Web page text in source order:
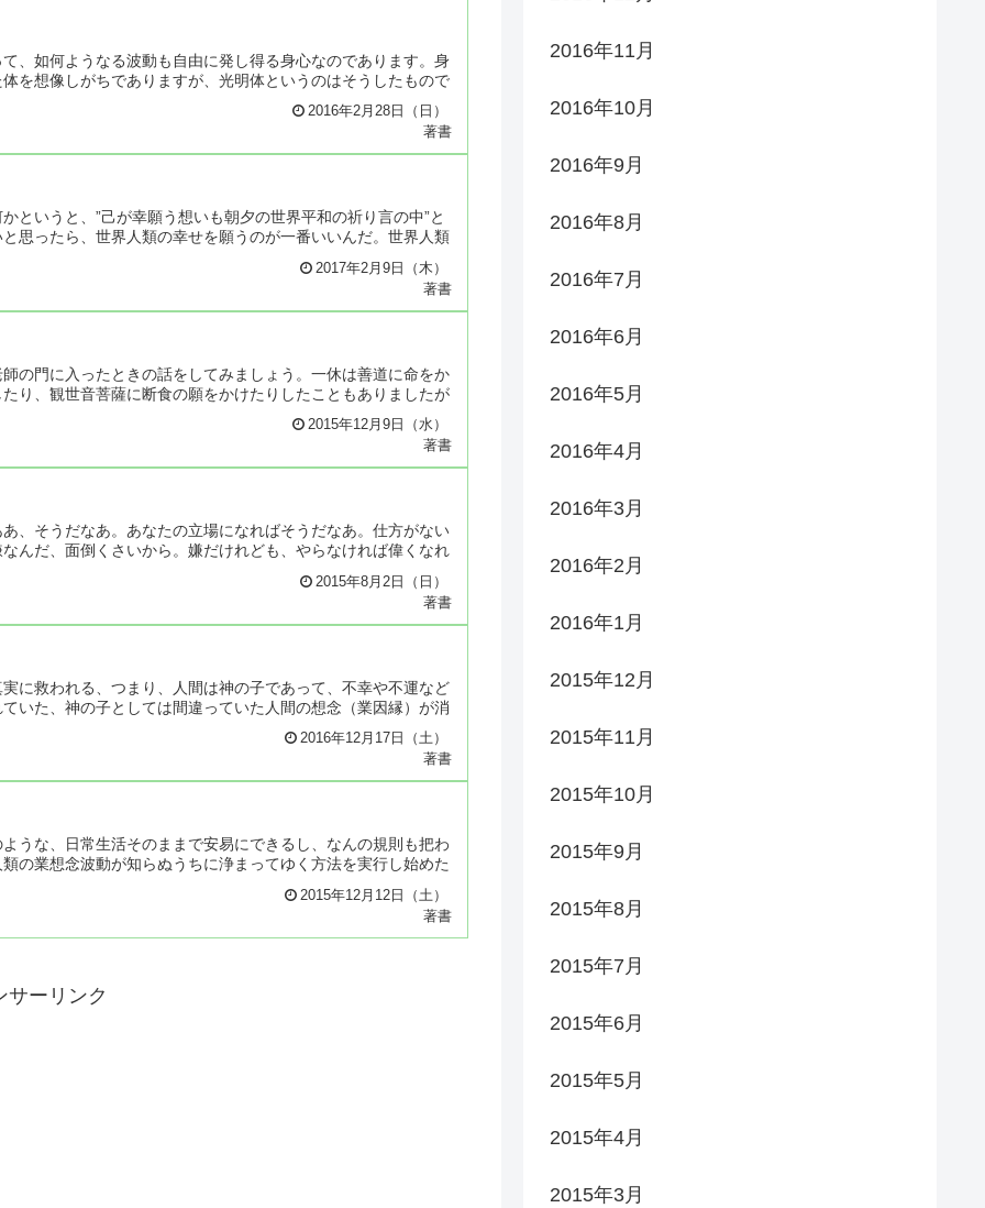
、如何ようなる波動も自由に発し得る身心なのであります。身
を想像しがちでありますが、光明体というのはそうしたもので
2016年2月28日（日）
著書
というと、”己が幸願う想いも朝夕の世界平和の祈り言の中”と
思ったら、世界人類の幸せを願うのが一番いいんだ。世界人類
2017年2月9日（木）
著書
の門に入ったときの話をしてみましょう。一休は善道に命をか
り、観世音菩薩に断食の願をかけたりしたこともありましたが
2015年12月9日（水）
著書
、そうだなあ。あなたの立場になればそうだなあ。仕方がない
んだ、面倒くさいから。嫌だけれども、やらなければ偉くなれ
2015年8月2日（日）
著書
に救われる、つまり、人間は神の子であって、不幸や不運など
いた、神の子としては間違っていた人間の想念（業因縁）が消
2016年12月17日（土）
著書
うな、日常生活そのままで安易にできるし、なんの規則も把わ
の業想念波動が知らぬうちに浄まってゆく方法を実行し始めた
2015年12月12日（土）
著書
サーリンク
2016年11月
2016年10月
2016年9月
2016年8月
2016年7月
2016年6月
2016年5月
2016年4月
2016年3月
2016年2月
2016年1月
2015年12月
2015年11月
2015年10月
2015年9月
2015年8月
2015年7月
2015年6月
2015年5月
2015年4月
2015年3月